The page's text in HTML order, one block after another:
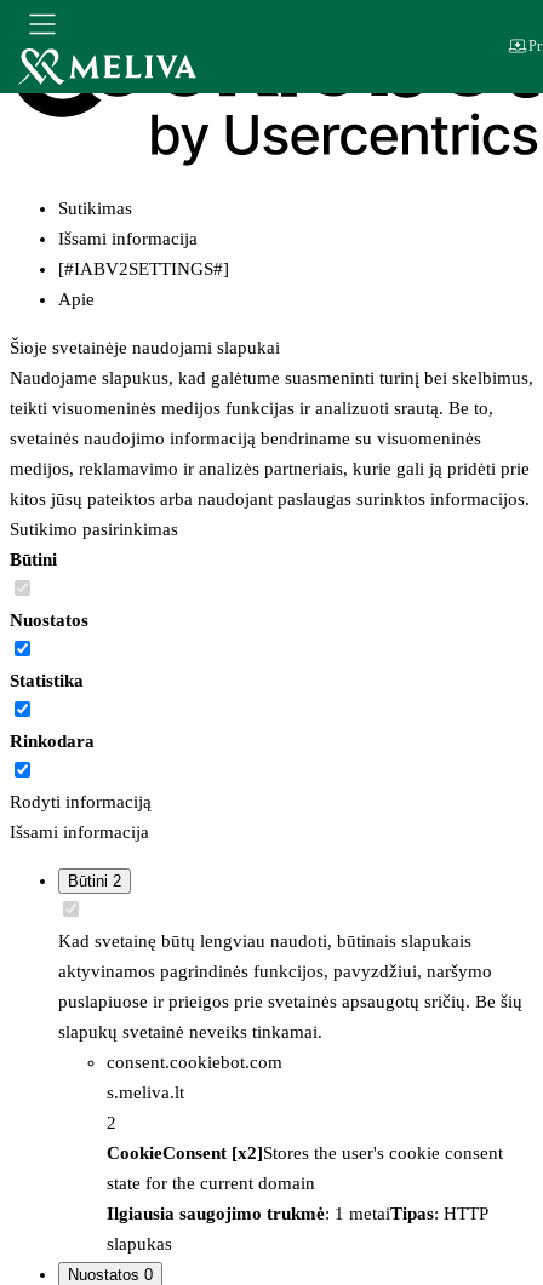
Sutikimas
Išsami informacija
[#IABV2SETTINGS#]
Apie
Šioje svetainėje naudojami slapukai
Naudojame slapukus, kad galėtume suasmeninti turinį bei skelbimus,
teikti visuomeninės medijos funkcijas ir analizuoti srautą. Be to,
svetainės naudojimo informaciją bendriname su visuomeninės
medijos, reklamavimo ir analizės partneriais, kurie gali ją pridėti prie
kitos jūsų pateiktos arba naudojant paslaugas surinktos informacijos.
Sutikimo pasirinkimas
Būtini
Nuostatos
Statistika
Rinkodara
Rodyti informaciją
Išsami informacija
Būtini 2
Kad svetainę būtų lengviau naudoti, būtinais slapukais
aktyvinamos pagrindinės funkcijos, pavyzdžiui, naršymo
puslapiuose ir prieigos prie svetainės apsaugotų sričių. Be šių
slapukų svetainė neveiks tinkamai.
consent.cookiebot.com
s.meliva.lt
2
CookieConsent [x2]Stores the user's cookie consent
state for the current domain
Ilgiausia saugojimo trukmė: 1 metaiTipas: HTTP
slapukas
Nuostatos 0